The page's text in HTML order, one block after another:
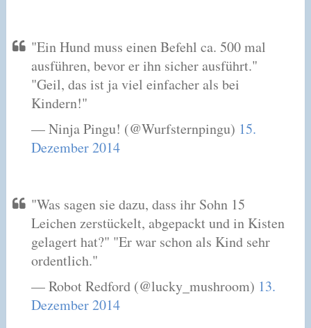
"Ein Hund muss einen Befehl ca. 500 mal
ausführen, bevor er ihn sicher ausführt."
"Geil, das ist ja viel einfacher als bei
Kindern!"
— Ninja Pingu! (@Wurfsternpingu) 15.
Dezember 2014
"Was sagen sie dazu, dass ihr Sohn 15
Leichen zerstückelt, abgepackt und in Kisten
gelagert hat?" "Er war schon als Kind sehr
ordentlich."
— Robot Redford (@lucky_mushroom) 13.
Dezember 2014